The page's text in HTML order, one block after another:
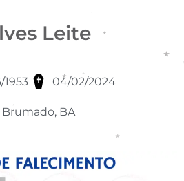
Leite
04/02/2024
Brumado, BA